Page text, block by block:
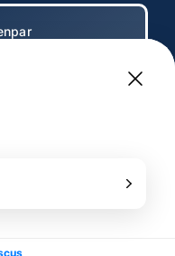
• Badan